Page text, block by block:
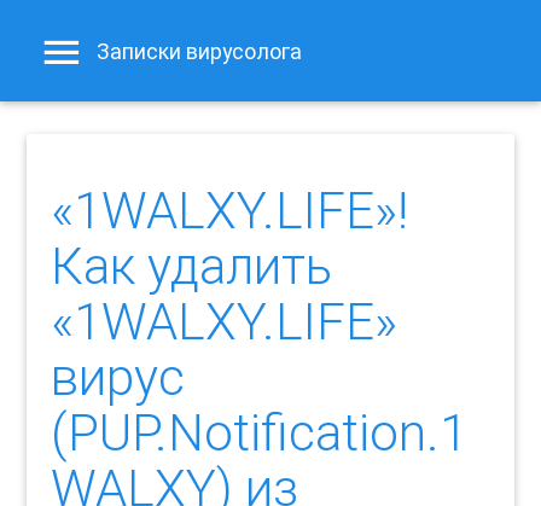
Записки вирусолога
«1WALXY.LIFE»!
Как удалить
«1WALXY.LIFE»
вирус
(PUP.Notification.1
WALXY) из